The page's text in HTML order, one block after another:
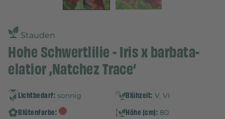
Stauden
Hohe Schwertlilie - Iris x barbata-
elatior ‚Natchez Trace‘
Lichtbedarf: sonnig Blühzeit: V, VI
Blütenfarbe: Höhe (cm): 80